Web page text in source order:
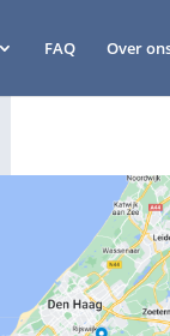
FAQ Over